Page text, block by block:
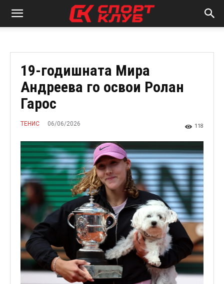
19-годишната Мира
Андреева го освои Ролан
Гарос
ТЕНИС 06/06/2026 118